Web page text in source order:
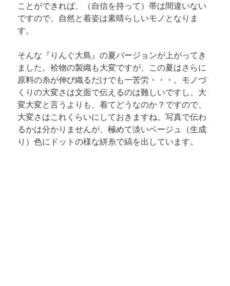
ことができれば、（自信を持って）帯は間違いない
ですので、自然と着姿は素晴らしいモノとなりま
す。
そんな『りんぐ大島』の夏バージョンが上がってき
ました。袷物の製織も大変ですが、この夏はさらに
原料の糸が伸び織るだけでも一苦労・・・。モノづ
くりの大変さは文面で伝えるのは難しいですし、大
変大変と言うよりも、着てどうなのか？ですので、
大変さはこれくらいにしておきますね。写真で伝わ
るかは分かりませんが、極めて淡いベージュ（生成
り）色にドットの様な絣糸で縞を出しています。